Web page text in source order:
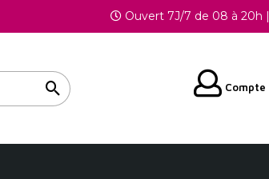
Ouvert 7J/7 de 08 à 20h |
Compte